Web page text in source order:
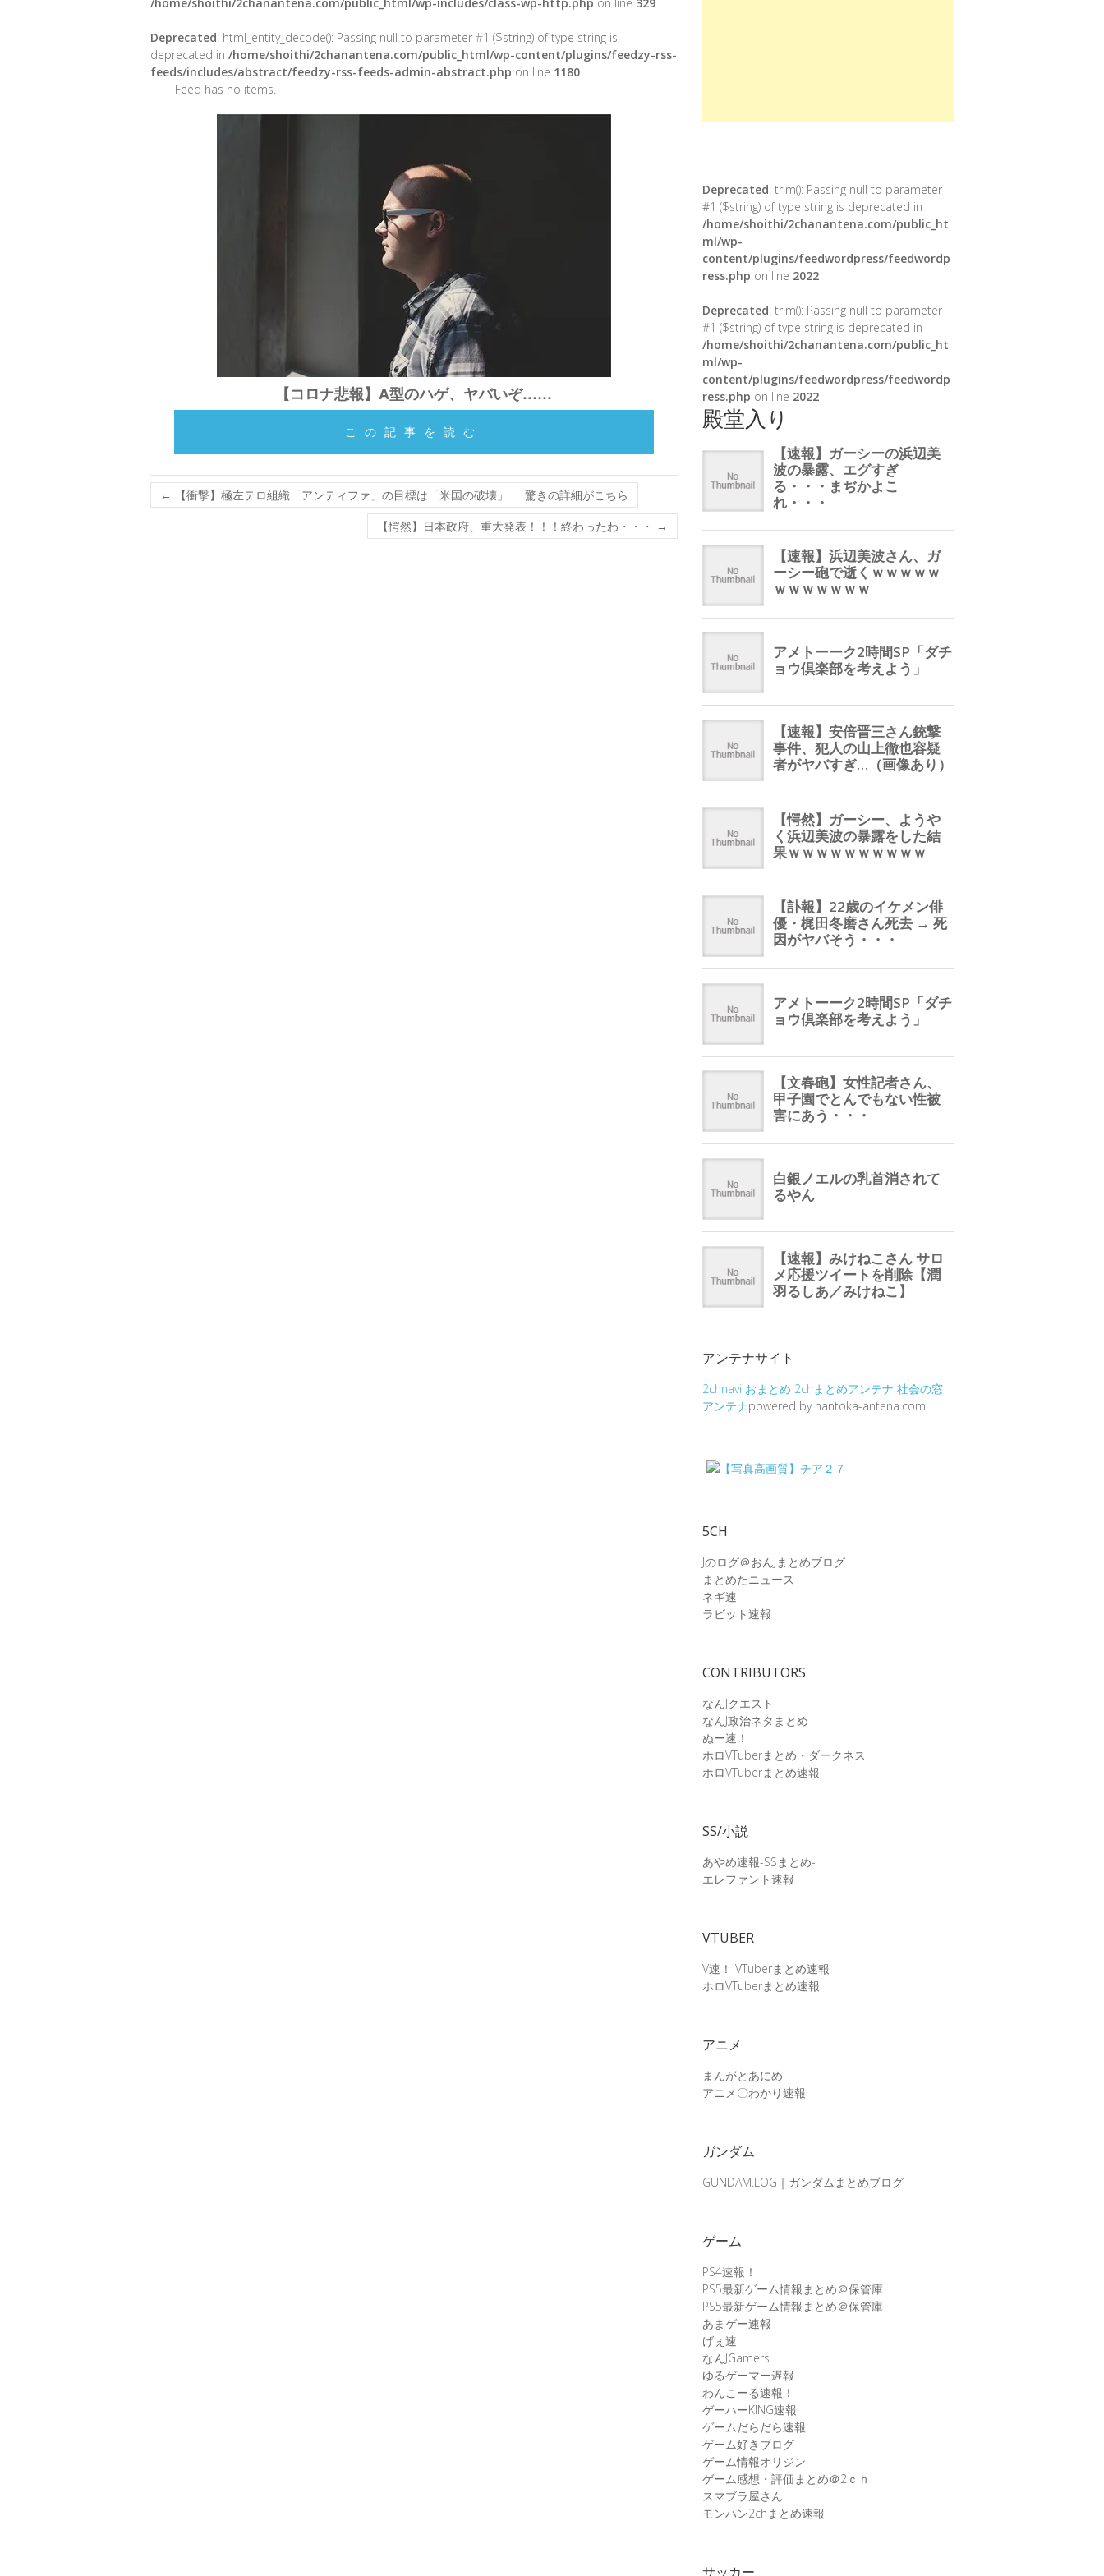
Deprecated: html_entity_decode(): Passing null to parameter #1 ($string) of type string is
deprecated in /home/shoithi/2chanantena.com/public_html/wp-content/plugins/feedzy-rss-
feeds/includes/abstract/feedzy-rss-feeds-admin-abstract.php on line 1180
Feed has no items.
【コロナ悲報】A型のハゲ、ヤバいぞ……
この記事を読む
←
【衝撃】極左テロ組織「アンティファ」の目標は「米国の破壊」……驚きの詳細がこちら
【愕然】日本政府、重大発表！！！終わったわ・・・
→
Deprecated: trim(): Passing null to parameter
#1 ($string) of type string is deprecated in
/home/shoithi/2chanantena.com/public_ht
ml/wp-
content/plugins/feedwordpress/feedwordp
ress.php on line 2022
Deprecated: trim(): Passing null to parameter
#1 ($string) of type string is deprecated in
/home/shoithi/2chanantena.com/public_ht
ml/wp-
content/plugins/feedwordpress/feedwordp
ress.php on line 2022
殿堂入り
アンテナサイト
2chnavi おまとめ 2chまとめアンテナ 社会の窓
アンテナpowered by nantoka-antena.com
5CH
Jのログ＠おんJまとめブログ
まとめたニュース
ネギ速
ラビット速報
CONTRIBUTORS
なんJクエスト
なんJ政治ネタまとめ
ぬー速！
ホロVTuberまとめ・ダークネス
ホロVTuberまとめ速報
SS/小説
あやめ速報-SSまとめ-
エレファント速報
VTUBER
V速！ VTuberまとめ速報
ホロVTuberまとめ速報
アニメ
まんがとあにめ
アニメ〇わかり速報
ガンダム
GUNDAM.LOG｜ガンダムまとめブログ
ゲーム
PS4速報！
PS5最新ゲーム情報まとめ＠保管庫
PS5最新ゲーム情報まとめ＠保管庫
あまゲー速報
げぇ速
なんJGamers
ゆるゲーマー遅報
わんこーる速報！
ゲーハーKING速報
ゲームだらだら速報
ゲーム好きブログ
ゲーム情報オリジン
ゲーム感想・評価まとめ＠2ｃｈ
スマブラ屋さん
モンハン2chまとめ速報
サッカー